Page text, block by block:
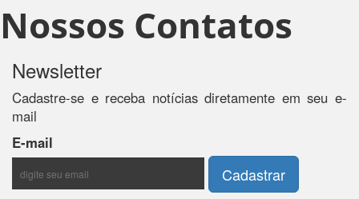
Nossos Contatos
Newsletter
Cadastre-se e receba notícias diretamente em seu e-
mail
E-mail